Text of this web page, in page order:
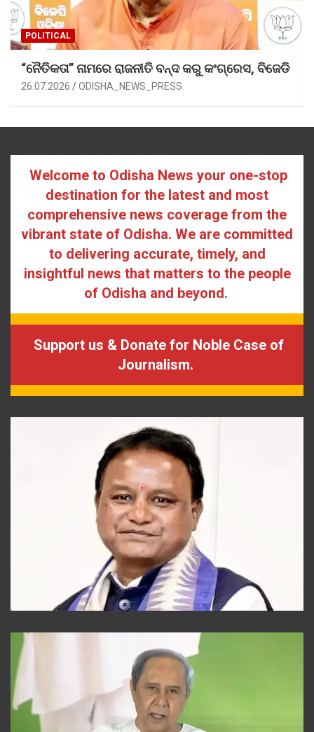
POLITICAL
“ନୈତିକତା” ନାମରେ ରାଜନୀତି ବନ୍ଦ କରୁ କଂଗ୍ରେସ, ବିଜେଡି
26.07.2026 ODISHA_NEWS_PRESS
Welcome to Odisha News your one-stop
destination for the latest and most
comprehensive news coverage from the
vibrant state of Odisha. We are committed
to delivering accurate, timely, and
insightful news that matters to the people
of Odisha and beyond.
Support us & Donate for Noble Case of
Journalism.